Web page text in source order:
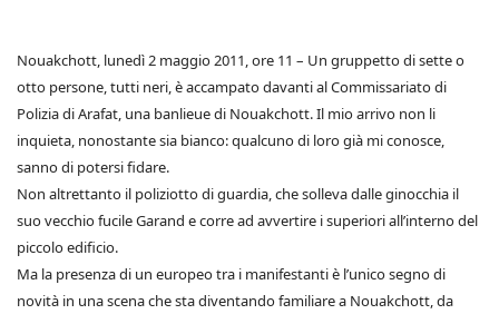
Nouakchott, lunedì 2 maggio 2011, ore 11 – Un gruppetto di sette o
otto persone, tutti neri, è accampato davanti al Commissariato di
Polizia di Arafat, una banlieue di Nouakchott. Il mio arrivo non li
inquieta, nonostante sia bianco: qualcuno di loro già mi conosce,
sanno di potersi fidare.
Non altrettanto il poliziotto di guardia, che solleva dalle ginocchia il
suo vecchio fucile Garand e corre ad avvertire i superiori all’interno del
piccolo edificio.
Ma la presenza di un europeo tra i manifestanti è l’unico segno di
novità in una scena che sta diventando familiare a Nouakchott, da